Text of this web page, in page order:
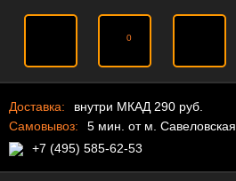
0
Доставка:
внутри МКАД 290 руб.
Самовывоз:
5 мин. от м. Савеловская
+7 (495) 585-62-53